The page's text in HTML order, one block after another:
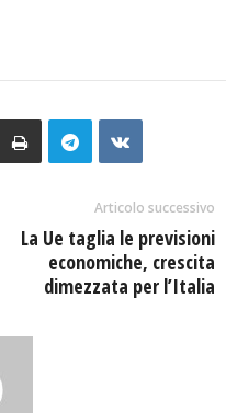
Articolo successivo
La Ue taglia le previsioni
economiche, crescita
dimezzata per l’Italia